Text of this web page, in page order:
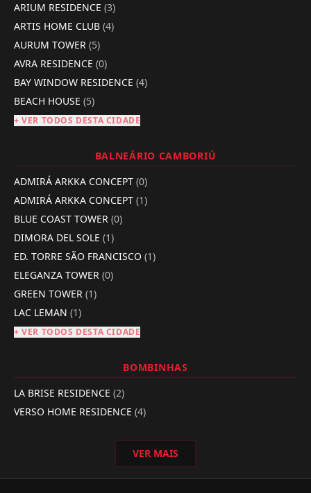
ARIUM RESIDENCE (3)
ARTIS HOME CLUB (4)
AURUM TOWER (5)
AVRA RESIDENCE (0)
BAY WINDOW RESIDENCE (4)
BEACH HOUSE (5)
+ VER TODOS DESTA CIDADE
BALNEÁRIO CAMBORIÚ
ADMIRÁ ARKKA CONCEPT (0)
ADMIRÁ ARKKA CONCEPT (1)
BLUE COAST TOWER (0)
DIMORA DEL SOLE (1)
ED. TORRE SÃO FRANCISCO (1)
ELEGANZA TOWER (0)
GREEN TOWER (1)
LAC LEMAN (1)
+ VER TODOS DESTA CIDADE
BOMBINHAS
LA BRISE RESIDENCE (2)
VERSO HOME RESIDENCE (4)
VER MAIS